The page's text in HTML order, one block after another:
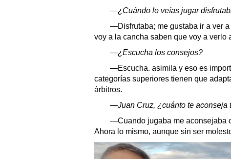
—¿Cuándo lo veías jugar
—Disfrutaba; me gustaba ir a ver a
voy a la cancha saben que voy a verlo
—¿Escucha los consejos?
—Escucha. asimila y eso es
categorías superiores tienen que
árbitros.
—Juan Cruz, ¿cuánto te aconseja
—Cuando jugaba me aconsejaba
Ahora lo mismo, aunque sin ser